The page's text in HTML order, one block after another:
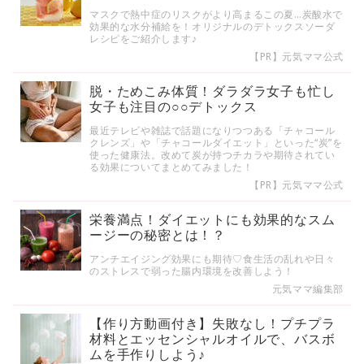
マスクで熱中症のリスクがより高まるこの夏…炭酸水で
効果的な水分補給を！オリジナルのデトックスソーダ
レシピをご紹介します♪
【PR】元気ママ公式
脱・ためこみ体質！ダラダラ女子も忙し
女子も注目の○○デトックス
最近テレビや雑誌で話題になりつつある「チャコール
クレンズ」や「チャコールダイエット」といった“炭”を
使った健康法。改めて炭が持つチカラや期待されてい
る効果についてまとめてみました！
【PR】元気ママ公式
栄養満点！ダイエットにも効果的なスム
ージーの秘密とは！？
アンチエイジング効果にも期待♡食生活の乱れや日々
のストレスで弱った腸内環境を改善しよう！
元気ママ編集部
【作り方動画付き】失敗なし！プチプラ
材料とエッセンシャルオイルで、バスボ
ムを手作りしよう♪